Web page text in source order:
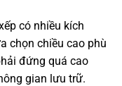
có nhiều kích
chọn chiều cao phù
đứng quá cao
gian lưu trữ.